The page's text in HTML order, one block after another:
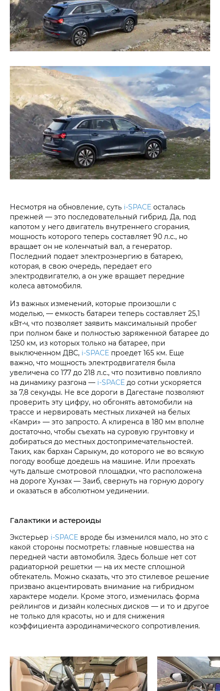
Несмотря на обновление, суть i‑SPACE осталась
прежней — это последовательный гибрид. Да, под
капотом у него двигатель внутреннего сгорания,
мощность которого теперь составляет 90 л.с., но
вращает он не коленчатый вал, а генератор.
Последний подает электроэнергию в батарею,
которая, в свою очередь, передает его
электродвигателю, а он уже вращает передние
колеса автомобиля.
Из важных изменений, которые произошли с
моделью, — емкость батареи теперь составляет 25,1
кВт•ч, что позволяет заявить максимальный пробег
при полном баке и полностью заряженной батарее до
1250 км, из которых только на батарее, при
выключенном ДВС, i‑SPACE проедет 165 км. Еще
важно, что мощность электродвигателя была
увеличена со 177 до 218 л.с., что позитивно повлияло
на динамику разгона — i‑SPACE до сотни ускоряется
за 7,8 секунды. Не все дороги в Дагестане позволяют
проверить эту цифру, но обгонять автомобили на
трассе и нервировать местных лихачей на белых
«Камри» — это запросто. А клиренса в 180 мм вполне
достаточно, чтобы съехать на суровую грунтовку и
добираться до местных достопримечательностей.
Таких, как бархан Сарыкум, до которого не во всякую
погоду вообще доедешь на машине. Или проехать
чуть дальше смотровой площадки, что расположена
на дороге Хунзах — Заиб, свернуть на горную дорогу
и оказаться в абсолютном уединении.
Галактики и астероиды
Экстерьер i‑SPACE вроде бы изменился мало, но это с
какой стороны посмотреть: главные новшества на
передней части автомобиля. Здесь больше нет сот
радиаторной решетки — на их месте сплошной
обтекатель. Можно сказать, что это стилевое решение
призвано акцентировать внимание на гибридном
характере модели. Кроме этого, изменилась форма
рейлингов и дизайн колесных дисков — и то и другое
не только для красоты, но и для снижения
коэффициента аэродинамического сопротивления.